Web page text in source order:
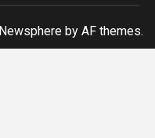
Newsphere by AF themes.